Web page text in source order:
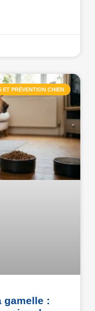
ET PRÉVENTION CHIEN
gamelle :